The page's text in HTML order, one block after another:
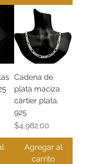
Cadena de
plata maciza
cártier plata.
925
Precio
$4,982.00
Agregar al
carrito